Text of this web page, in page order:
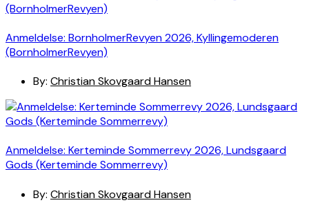
Anmeldelse: BornholmerRevyen 2026, Kyllingemoderen
(BornholmerRevyen)
By: Christian Skovgaard Hansen
Anmeldelse: Kerteminde Sommerrevy 2026, Lundsgaard
Gods (Kerteminde Sommerrevy)
By: Christian Skovgaard Hansen